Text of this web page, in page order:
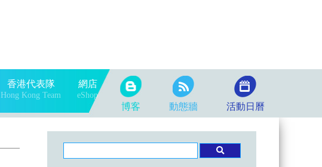
香港代表隊
Hong Kong Team
網店
eShop
博客 動態牆 活動日曆